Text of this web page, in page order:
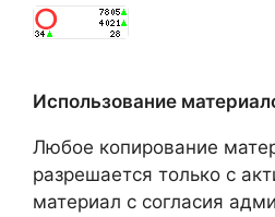
Использование
Любое копирование
разрешается только с
материал с согласия